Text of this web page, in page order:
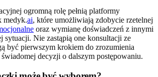
ogromną rolę pełnią platformy
medyk.ai, które umożliwiają zdobycie rzetelnej
oraz wymianę doświadczeń z innymi
sytuacji. Nie zastąpią one konsultacji ze
być pierwszym krokiem do zrozumienia
decyzji o dalszym postępowaniu.